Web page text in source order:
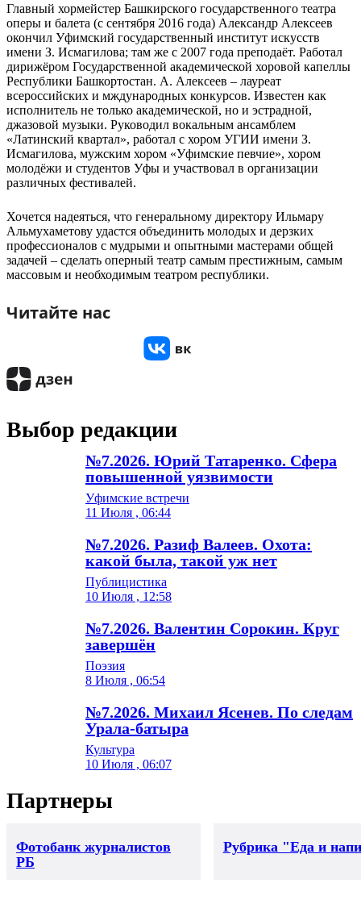
Главный хормейстер Башкирского государственного театра
оперы и балета (с сентября 2016 года) Александр Алексеев
окончил Уфимский государственный институт искусств
имени З. Исмагилова; там же с 2007 года преподаёт. Работал
дирижёром Государственной академической хоровой капеллы
Республики Башкортостан. А. Алексеев – лауреат
всероссийских и мждународных конкурсов. Известен как
исполнитель не только академической, но и эстрадной,
джазовой музыки. Руководил вокальным ансамблем
«Латинский квартал», работал с хором УГИИ имени З.
Исмагилова, мужским хором «Уфимские певчие», хором
молодёжи и студентов Уфы и участвовал в организации
различных фестивалей.
Хочется надеяться, что генеральному директору Ильмару
Альмухаметову удастся объединить молодых и дерзких
профессионалов с мудрыми и опытными мастерами общей
задачей – сделать оперный театр самым престижным, самым
массовым и необходимым театром республики.
Читайте нас
Выбор редакции
№7.2026. Юрий Татаренко. Сфера
повышенной уязвимости
Уфимские встречи
11 Июля , 06:44
№7.2026. Разиф Валеев. Охота:
какой была, такой уж нет
Публицистика
10 Июля , 12:58
№7.2026. Валентин Сорокин. Круг
завершён
Поэзия
8 Июля , 06:54
№7.2026. Михаил Ясенев. По следам
Урала-батыра
Культура
10 Июля , 06:07
Партнеры
Фотобанк журналистов
РБ
Рубрика "Еда и